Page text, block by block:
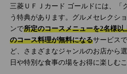
三菱ＵＦＪカード ゴールドには、「
う特典があります。グルメセレクシ
ンで所定のコースメニューを2名様
のコース料理が無料になるサービス
ど、さまざまなジャンルのお店から
日や特別な食事の場をお得に楽しむ